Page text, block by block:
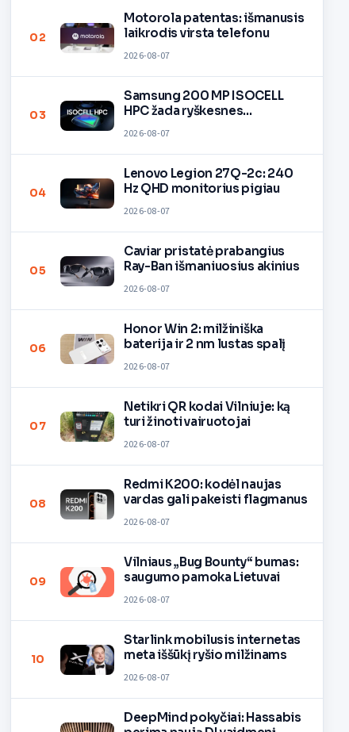
02
Motorola patentas: išmanusis
laikrodis virsta telefonu
2026-08-07
03
Samsung 200 MP ISOCELL
HPC žada ryškesnes
2026-08-07
04
Lenovo Legion 27Q-2c: 240
Hz QHD monitorius pigiau
2026-08-07
05
Caviar pristatė prabangius
Ray-Ban išmaniuosius akinius
2026-08-07
06
Honor Win 2: milžiniška
baterija ir 2 nm lustas spalį
2026-08-07
07
Netikri QR kodai Vilniuje: ką
turi žinoti vairuotojai
2026-08-07
08
Redmi K200: kodėl naujas
vardas gali pakeisti flagmanus
2026-08-07
09
Vilniaus „Bug Bounty“ bumas:
saugumo pamoka Lietuvai
2026-08-07
10
Starlink mobilusis internetas
meta iššūkį ryšio milžinams
2026-08-07
DeepMind pokyčiai: Hassabis